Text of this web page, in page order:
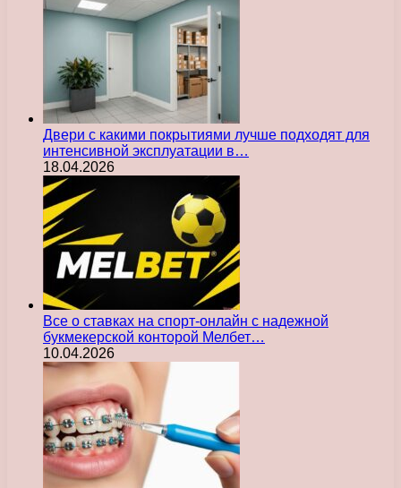
Двери с какими покрытиями лучше подходят для
интенсивной эксплуатации в…
18.04.2026
Все о ставках на спорт-онлайн с надежной
букмекерской конторой Мелбет…
10.04.2026